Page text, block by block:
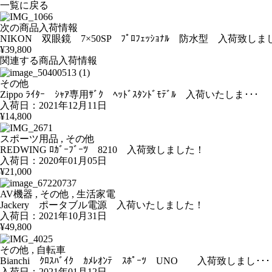
一覧に戻る
次の商品入荷情報
NIKON 双眼鏡 7×50SP ﾌﾟﾛﾌｪｯｼｮﾅﾙ 防水型 入荷致しまし
¥39,800
関連する商品入荷情報
その他
Zippo ﾗｲﾀｰ ｼｬｱ専用ｻﾞｸ ﾍｯﾄﾞｽﾀﾝﾄﾞﾓﾃﾞﾙ 入荷いたしま･･･
入荷日：2021年12月11日
¥14,800
スポーツ用品 , その他
REDWING ﾛｶﾞｰﾌﾞｰﾂ 8210 入荷致しました！
入荷日：2020年01月05日
¥21,000
AV機器 , その他 , 生活家電
Jackery ポータブル電源 入荷いたしました！
入荷日：2021年10月31日
¥49,800
その他 , 自転車
Bianchi ｸﾛｽﾊﾞｲｸ ｶﾒﾚｵﾝﾃ ｽﾎﾟｰﾂ UNO 入荷致しまし･･･